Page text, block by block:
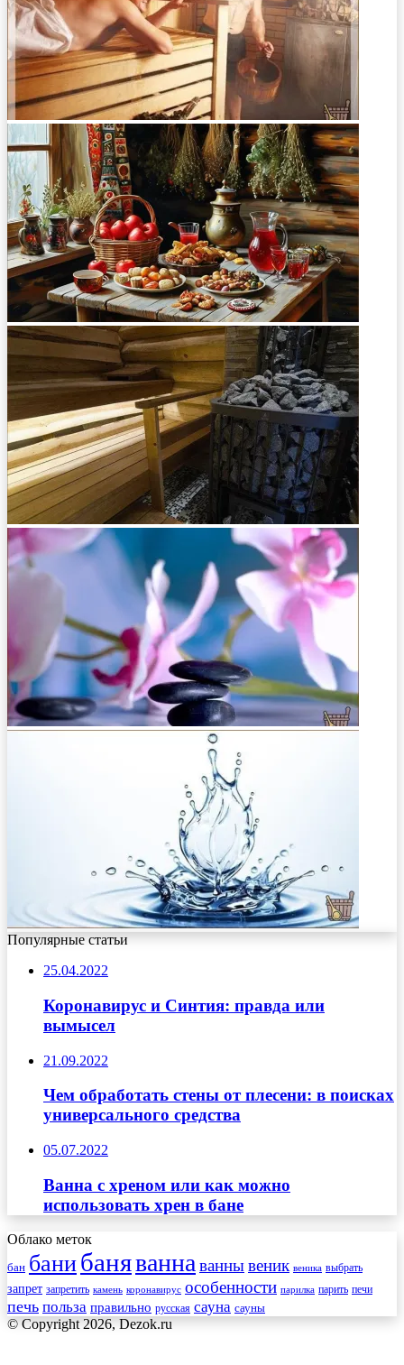
Популярные статьи
25.04.2022
Коронавирус и Синтия: правда или
вымысел
21.09.2022
Чем обработать стены от плесени: в поисках
универсального средства
05.07.2022
Ванна с хреном или как можно
использовать хрен в бане
Облако меток
бан банибаняваннаваннывеник веника выбрать
запрет запретить камень коронавирус особенности парилка парить печи
печь польза правильно русская сауна сауны
© Copyright 2026, Dezok.ru